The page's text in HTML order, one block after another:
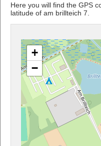
Here you will find the GPS
latitude of am brillteich 7.
+
−